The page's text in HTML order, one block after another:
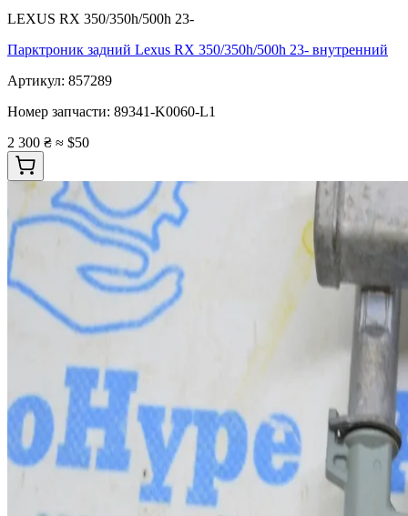
LEXUS RX 350/350h/500h 23-
Парктроник задний Lexus RX 350/350h/500h 23- внутренний
Артикул: 857289
Номер запчасти: 89341-K0060-L1
2 300 ₴ ≈ $50